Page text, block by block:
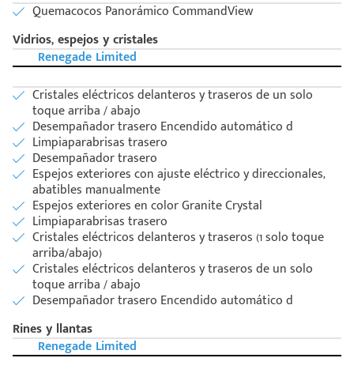
Quemacocos Panorámico CommandView
Vidrios, espejos y cristales
Renegade Limited
Cristales eléctricos delanteros y traseros de un solo
toque arriba / abajo
Desempañador trasero Encendido automático d
Limpiaparabrisas trasero
Desempañador trasero
Espejos exteriores con ajuste eléctrico y direccionales,
abatibles manualmente
Espejos exteriores en color Granite Crystal
Limpiaparabrisas trasero
Cristales eléctricos delanteros y traseros (1 solo toque
arriba/abajo)
Cristales eléctricos delanteros y traseros de un solo
toque arriba / abajo
Desempañador trasero Encendido automático d
Rines y llantas
Renegade Limited